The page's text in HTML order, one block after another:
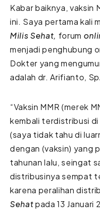
Kabar baiknya, vaksin
ini. Saya pertama kali
Milis Sehat, forum
menjadi penghubung
Dokter yang
adalah dr. Arifianto,
“Vaksin MMR (merek
kembali terdistribusi di
(saya tidak tahu di
dengan (vaksin) yang
tahunan lalu, seingat
distribusinya sempat
karena peralihan
Sehatpada 13 Januari